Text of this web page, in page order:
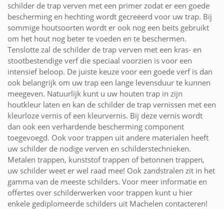
schilder de trap verven met een primer zodat er een goede
bescherming en hechting wordt gecreëerd voor uw trap. Bij
sommige houtsoorten wordt er ook nog een beits gebruikt
om het hout nog beter te voeden en te beschermen.
Tenslotte zal de schilder de trap verven met een kras- en
stootbestendige verf die speciaal voorzien is voor een
intensief beloop. De juiste keuze voor een goede verf is dan
ook belangrijk om uw trap een lange levensduur te kunnen
meegeven. Natuurlijk kunt u uw houten trap in zijn
houtkleur laten en kan de schilder de trap vernissen met een
kleurloze vernis of een kleurvernis. Bij deze vernis wordt
dan ook een verhardende bescherming component
toegevoegd. Ook voor trappen uit andere materialen heeft
uw schilder de nodige verven en schilderstechnieken.
Metalen trappen, kunststof trappen of betonnen trappen,
uw schilder weet er wel raad mee! Ook zandstralen zit in het
gamma van de meeste schilders. Voor meer informatie en
offertes over schilderwerken voor trappen kunt u hier
enkele gediplomeerde schilders uit Machelen contacteren!